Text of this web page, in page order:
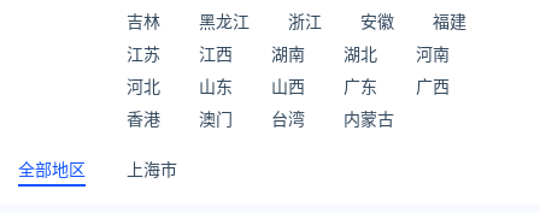
吉林
黑龙江 浙江 安徽
福建
江苏
江西 湖南 湖北
河南
河北
山东 山西 广东
广西
香港
澳门 台湾 内蒙古
全部地区 上海市